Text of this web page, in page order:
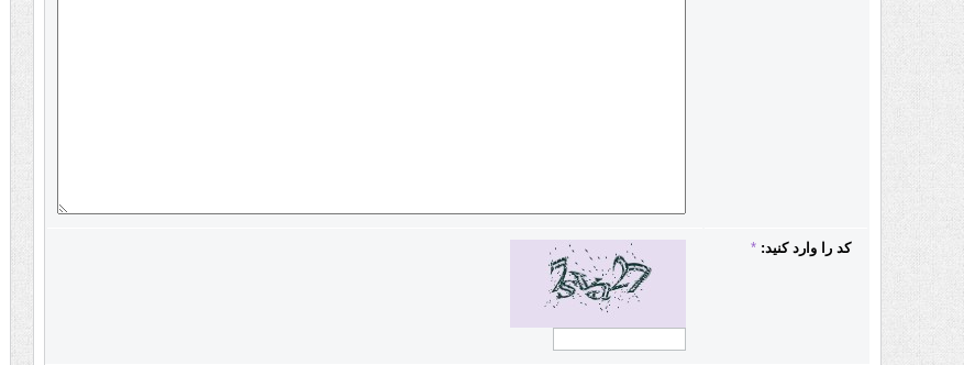
کد را وارد کنید: *